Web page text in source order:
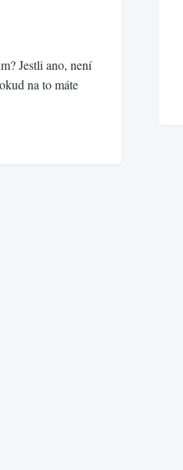
Jestli ano, není
na to máte